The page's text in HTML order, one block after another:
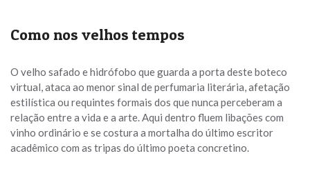
Como nos velhos tempos
O velho safado e hidrófobo que guarda a porta deste boteco
virtual, ataca ao menor sinal de perfumaria literária, afetação
estilística ou requintes formais dos que nunca perceberam a
relação entre a vida e a arte. Aqui dentro fluem libações com
vinho ordinário e se costura a mortalha do último escritor
acadêmico com as tripas do último poeta concretino.